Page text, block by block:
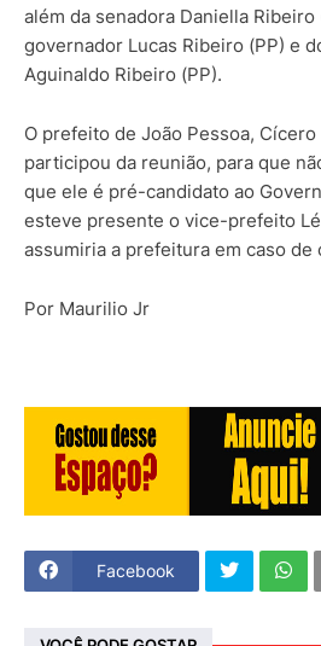
além da senadora Daniella Ribeiro
governador Lucas Ribeiro (PP) e
Aguinaldo Ribeiro (PP).
O prefeito de João Pessoa, Cícero
participou da reunião, para que
que ele é pré-candidato ao
esteve presente o vice-prefeito
assumiria a prefeitura em caso de
Por Maurilio Jr
Facebook